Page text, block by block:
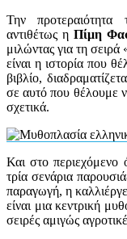
Την προτεραιότητα
αντιθέτως η Πίμη
μιλώντας για τη
είναι η ιστορία που
βιβλίο,
σε αυτό που θέλουμε
σχετικά.
Και στο περιεχόμενο
τρία σενάρια
παραγωγή, η
είναι μια κεντρική
σειρές αμιγώς